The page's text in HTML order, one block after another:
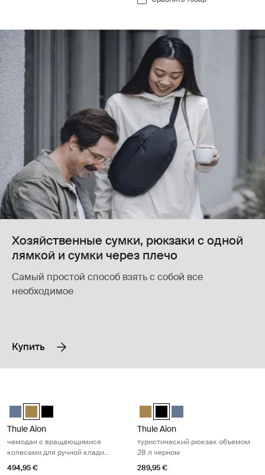
Хозяйственные сумки, рюкзаки с одной
лямкой и сумки через плечо
Самый простой способ взять с собой все
необходимое
Купить
Thule Aion carry on spinner Темно-серый шифер
Thule Aion carry on spinner Nutria brown (selected)
Thule Aion carry on spinner Чёрный
Thule Aion
чемодан с вращающимися
колесами для ручной клади
нутрия коричневая
494,95 €
Thule Aion travel backpack 28L
Thule Aion travel backpack
Thule Aion travel
Thule Aion
туристический рюкзак объемом
28 л черном
289,95 €